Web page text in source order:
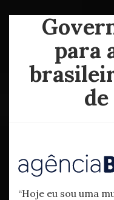
para
de
“Hoje eu sou uma